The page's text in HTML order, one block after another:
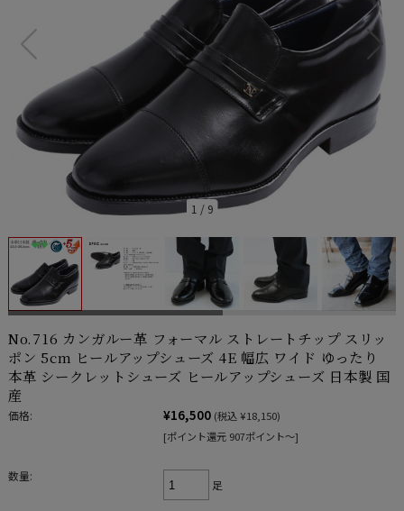
1 / 9
No.716 カンガルー革 フォーマル ストレートチップ スリッ
ポン 5cm ヒールアップシューズ 4E 幅広 ワイド ゆったり
本革 シークレットシューズ ヒールアップシューズ 日本製 国
産
価格: ¥16,500 (税込 ¥18,150)
[ポイント還元 907ポイント～]
数量:
足